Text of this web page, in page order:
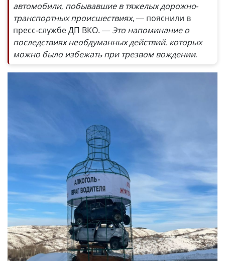
автомобили, побывавшие в тяжелых дорожно-
транспортных происшествиях, — пояснили в
пресс-службе ДП ВКО. — Это напоминание о
последствиях необдуманных действий, которых
можно было избежать при трезвом вождении.